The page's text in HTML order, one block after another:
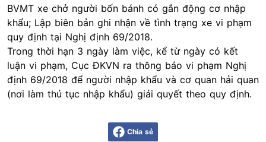
BVMT xe chở người bốn bánh có gắn động cơ nhập
khẩu; Lập biên bản ghi nhận về tình trạng xe vi phạm
quy định tại Nghị định 69/2018.
Trong thời hạn 3 ngày làm việc, kể từ ngày có kết
luận vi phạm, Cục ĐKVN ra thông báo vi phạm Nghị
định 69/2018 để người nhập khẩu và cơ quan hải quan
(nơi làm thủ tục nhập khẩu) giải quyết theo quy định.
Chia sẻ